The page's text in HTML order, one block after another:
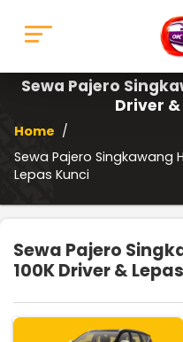
Sewa Pajero
Driver
Home /
Sewa Pajero Singkawang
Lepas Kunci
Sewa Pajero
100K Driver &